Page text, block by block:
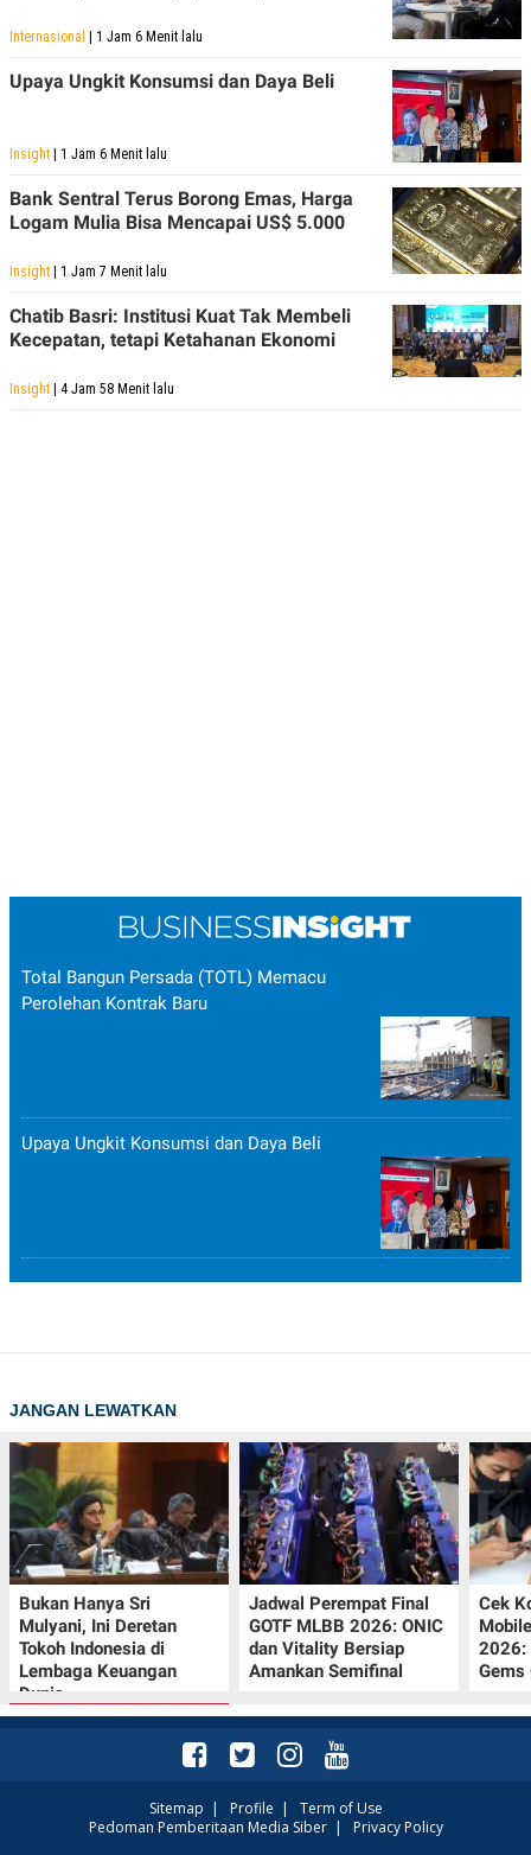
Internasional | 1 Jam 6 Menit lalu
Upaya Ungkit Konsumsi dan Daya Beli
Insight | 1 Jam 6 Menit lalu
Bank Sentral Terus Borong Emas, Harga
Logam Mulia Bisa Mencapai US$ 5.000
Insight | 1 Jam 7 Menit lalu
Chatib Basri: Institusi Kuat Tak Membeli
Kecepatan, tetapi Ketahanan Ekonomi
Insight | 4 Jam 58 Menit lalu
Total Bangun Persada (TOTL) Memacu
Perolehan Kontrak Baru
Upaya Ungkit Konsumsi dan Daya Beli
JANGAN LEWATKAN
Bukan Hanya Sri
Mulyani, Ini Deretan
Tokoh Indonesia di
Lembaga Keuangan
Dunia
Jadwal Perempat Final
GOTF MLBB 2026: ONIC
dan Vitality Bersiap
Amankan Semifinal
Cek
2026:
Gems
Sitemap | Profile | Term of Use
Pedoman Pemberitaan Media Siber| Privacy Policy